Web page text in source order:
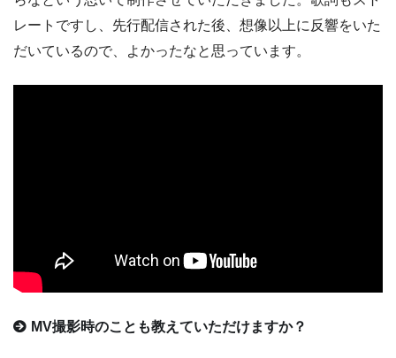
レートですし、先行配信された後、想像以上に反響をいた
だいているので、よかったなと思っています。
MV撮影時のことも教えていただけますか？